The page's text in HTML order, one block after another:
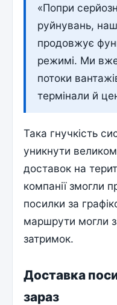
«Попри
руйнувань,
продовжує
режимі. Ми
потоки
термінали й
Така гнучкість
уникнути
доставок на
компанії змогли
посилки за
маршрути могли
затримок.
Доставка
зараз